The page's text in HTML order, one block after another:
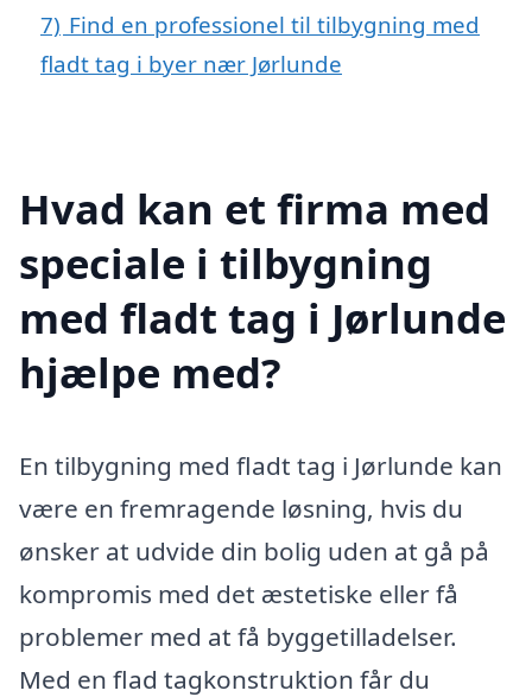
7) Find en professionel til tilbygning med
fladt tag i byer nær Jørlunde
Hvad kan et firma med
speciale i tilbygning
med fladt tag i Jørlunde
hjælpe med?
En tilbygning med fladt tag i Jørlunde kan
være en fremragende løsning, hvis du
ønsker at udvide din bolig uden at gå på
kompromis med det æstetiske eller få
problemer med at få byggetilladelser.
Med en flad tagkonstruktion får du